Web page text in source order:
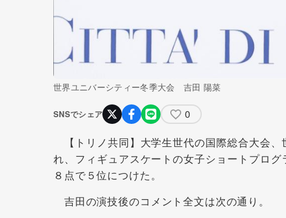
世界ユニバーシティー冬季大会 吉田 陽菜
SNSでシェア 0
【トリノ共同】大学生世代の国際総合大会
れ、フィギュアスケートの女子ショートプロ
８点で５位につけた。
吉田の演技後のコメント全文は次の通り。